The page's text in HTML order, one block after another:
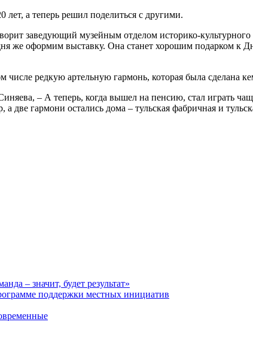
лет, а теперь решил поделиться с другими.
заведующий музейным отделом историко-
же оформим выставку. Она станет хорошим подарком к
редкую артельную гармонь, которая была сделана
– А теперь, когда вышел на пенсию, стал играть
гармони остались дома – тульская фабричная и
– значит, будет результат»
поддержки местных инициатив